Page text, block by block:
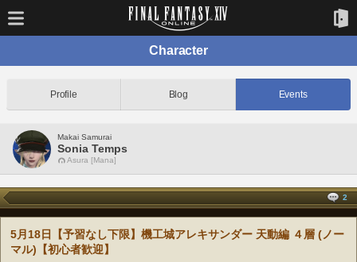
Character
Profile Blog Events
Makai Samurai
Sonia Temps
Asura [Mana]
2
5月18日【予習なし下限】機工城アレキサンダー 天動編 ４層 (ノー
マル)【初心者歓迎】